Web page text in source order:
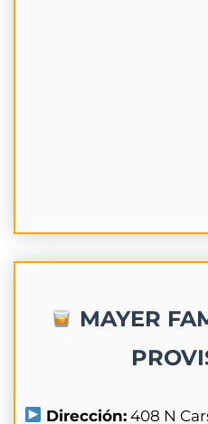
MAYER
Dirección: 408 N